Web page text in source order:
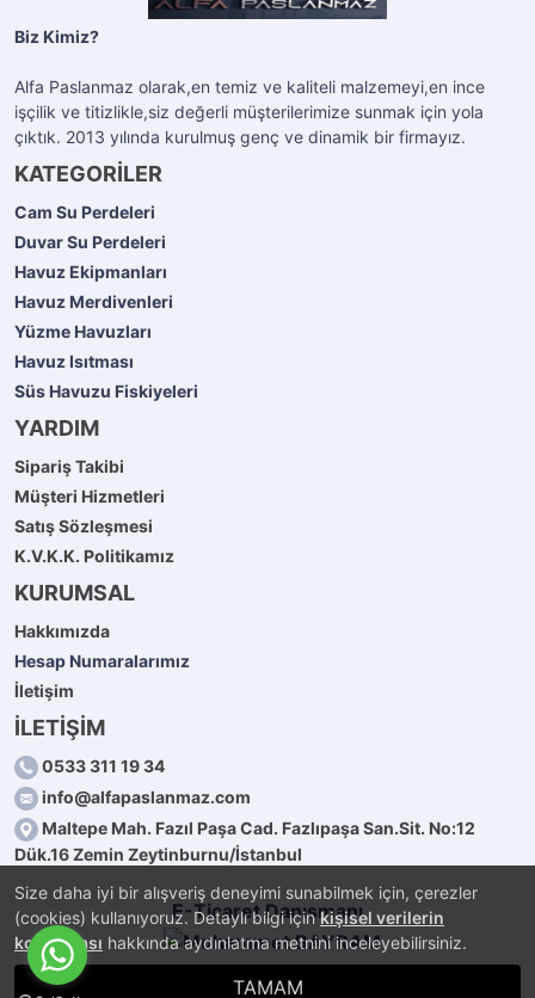
Size daha iyi bir alışveriş deneyimi sunabilmek için, çerezler
(cookies) kullanıyoruz. Detaylı bilgi içinkişisel verilerin
korunması hakkında aydınlatma metnini inceleyebilirsiniz.
TAMAM
Biz Kimiz?
Alfa Paslanmaz olarak,en temiz ve kaliteli malzemeyi,en ince
işçilik ve titizlikle,siz değerli müşterilerimize sunmak için yola
çıktık. 2013 yılında kurulmuş genç ve dinamik bir firmayız.
KATEGORİLER
Cam Su Perdeleri
Duvar Su Perdeleri
Havuz Ekipmanları
Havuz Merdivenleri
Yüzme Havuzları
Havuz Isıtması
Süs Havuzu Fiskiyeleri
YARDIM
Sipariş Takibi
Müşteri Hizmetleri
Satış Sözleşmesi
K.V.K.K. Politikamız
KURUMSAL
Hakkımızda
Hesap Numaralarımız
İletişim
İLETİŞİM
0533 311 19 34
info@alfapaslanmaz.com
Maltepe Mah. Fazıl Paşa Cad. Fazlıpaşa San.Sit. No:12
Dük.16 Zemin Zeytinburnu/İstanbul
E-Ticaret Danışmanı